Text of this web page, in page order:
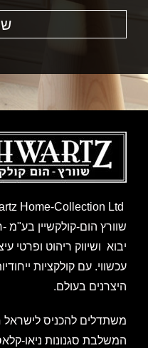
שוורץ הום-קולקשיין בע"מ -ח.פ.
יבוא ושיווק ריהוט ופרטי
עכשווי. עם קולקציות
היצרנים בעולם.
משתדלים להכניס לישראל
המשלבת סגנונות ניאו-